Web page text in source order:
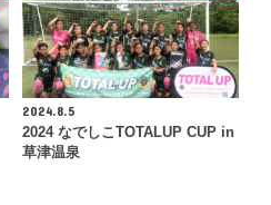
2024.8.5
2024 なでしこTOTALUP CUP in
草津温泉